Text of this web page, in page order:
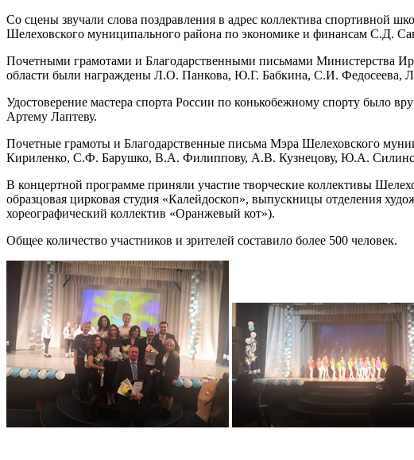
Со сцены звучали слова поздравления в адрес коллектива спортивной
Шелеховского муниципального района по экономике и финансам С.Д.
Почетными грамотами и Благодарственными письмами Министерства
области были награждены Л.О. Панкова, Ю.Г. Бабкина, С.И. Федосеева,
Удостоверение мастера спорта России по конькобежному спорту было
Артему Лаптеву.
Почетные грамоты и Благодарственные письма Мэра Шелеховского
Кириленко, С.Ф. Барушко, В.А. Филиппову, А.В. Кузнецову, Ю.А.
В концертной программе приняли участие творческие коллективы
образцовая цирковая студия «Калейдоскоп», выпускницы отделения
хореографический коллектив «Оранжевый кот»).
Общее количество участников и зрителей составило более 500 человек.